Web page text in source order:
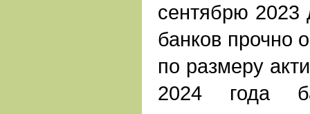
сентябрю 2023
банков прочно
по размеру
2024 года